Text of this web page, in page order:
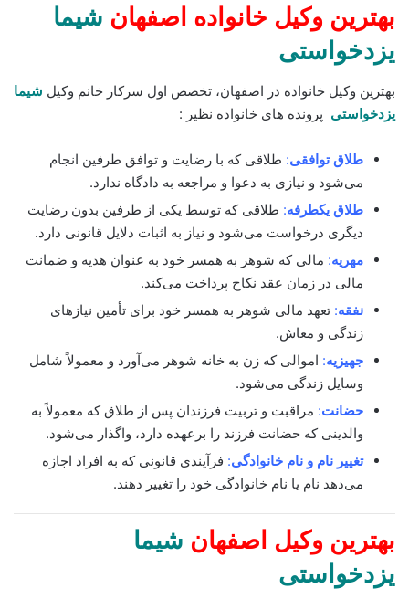
بهترین وکیل خانواده اصفهان شیما
یزدخواستی
بهترین وکیل خانواده در اصفهان، تخصص اول سرکار خانم وکیل شیما
یزدخواستی پرونده های خانواده نظیر :
طلاق توافقی: طلاقی که با رضایت و توافق طرفین انجام
می‌شود و نیازی به دعوا و مراجعه به دادگاه ندارد.
طلاق یکطرفه: طلاقی که توسط یکی از طرفین بدون رضایت
دیگری درخواست می‌شود و نیاز به اثبات دلایل قانونی دارد.
مهریه: مالی که شوهر به همسر خود به عنوان هدیه و ضمانت
مالی در زمان عقد نکاح پرداخت می‌کند.
نفقه: تعهد مالی شوهر به همسر خود برای تأمین نیازهای
زندگی و معاش.
جهیزیه: اموالی که زن به خانه شوهر می‌آورد و معمولاً شامل
وسایل زندگی می‌شود.
حضانت: مراقبت و تربیت فرزندان پس از طلاق که معمولاً به
والدینی که حضانت فرزند را برعهده دارد، واگذار می‌شود.
تغییر نام و نام خانوادگی: فرآیندی قانونی که به افراد اجازه
می‌دهد نام یا نام خانوادگی خود را تغییر دهند.
بهترین وکیل اصفهان شیما
یزدخواستی